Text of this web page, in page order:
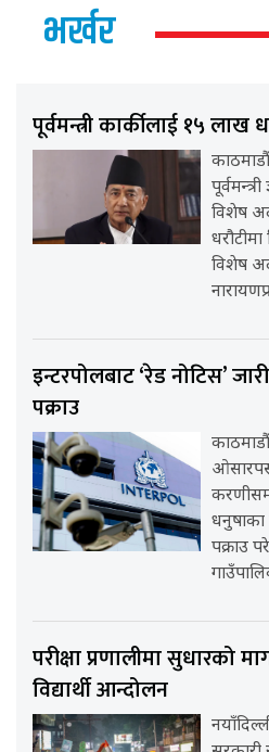
भर्खर
पूर्वमन्त्री कार्कीलाई १५ लाख
विशेष
विशेष
इन्टरपोलबाट ‘रेड नोटिस’
पक्राउ
धनुषाका
पक्राउ
परीक्षा प्रणालीमा सुधारको
विद्यार्थी आन्दोलन